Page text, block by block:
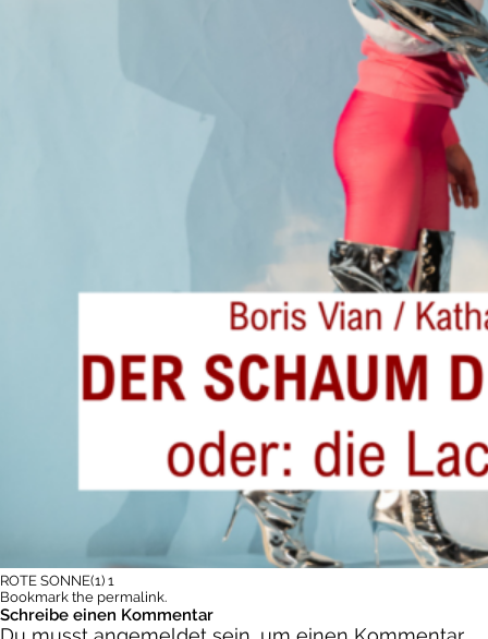
ROTE SONNE(1) 1
Bookmark the permalink.
Schreibe einen Kommentar